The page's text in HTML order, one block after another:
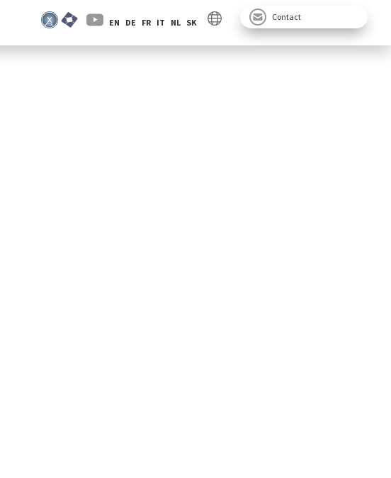
EN DE FR IT NL SK
Contact